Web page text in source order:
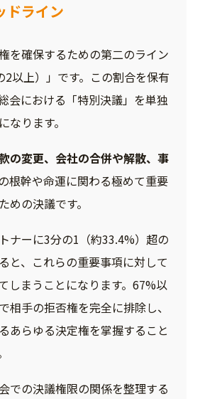
ドライン
を確保するための第二のライン
以上）」です。この割合を保有
会における「特別決議」を単独
なります。
の変更、会社の合併や解散、事
根幹や命運に関わる極めて重要
めの決議です。
ナーに3分の1（約33.4%）超の
と、これらの重要事項に対して
しまうことになります。67%以
相手の拒否権を完全に排除し、
あらゆる決定権を掌握すること
での決議権限の関係を整理する